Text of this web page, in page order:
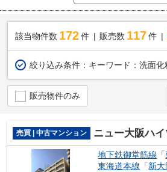
該当物件数 172件 販売数 117 件
絞り込み条件： キーワード：洗面化
販売物件のみ
売買 | 中古マンション ニュー大阪ハイ
地下鉄御堂筋線 「
東海道本線 「新大